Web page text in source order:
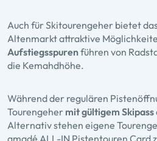
Auch für Skitourengeher bietet
Altenmarkt attraktive
Aufstiegsspurenführen von
die Kemahdhöhe.
Während der regulären
Tourengeher mit gültigem Skipass
Alternativ stehen eigene